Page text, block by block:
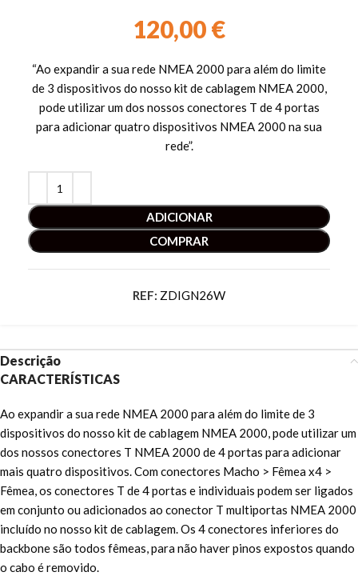
120,00€
“Ao expandir a sua rede NMEA 2000 para além do limite
de 3 dispositivos do nosso kit de cablagem NMEA 2000,
pode utilizar um dos nossos conectores T de 4 portas
para adicionar quatro dispositivos NMEA 2000 na sua
rede”.
ADICIONAR
COMPRAR
REF: ZDIGN26W
Descrição
CARACTERÍSTICAS
Ao expandir a sua rede NMEA 2000 para além do limite de 3
dispositivos do nosso kit de cablagem NMEA 2000, pode utilizar um
dos nossos conectores T NMEA 2000 de 4 portas para adicionar
mais quatro dispositivos. Com conectores Macho > Fêmea x4 >
Fêmea, os conectores T de 4 portas e individuais podem ser ligados
em conjunto ou adicionados ao conector T multiportas NMEA 2000
incluído no nosso kit de cablagem. Os 4 conectores inferiores do
backbone são todos fêmeas, para não haver pinos expostos quando
o cabo é removido.